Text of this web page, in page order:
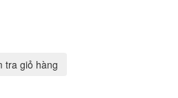
tra giỏ hàng